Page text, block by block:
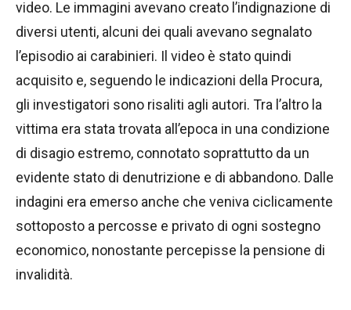
video. Le immagini avevano creato l’indignazione di
diversi utenti, alcuni dei quali avevano segnalato
l’episodio ai carabinieri. Il video è stato quindi
acquisito e, seguendo le indicazioni della Procura,
gli investigatori sono risaliti agli autori. Tra l’altro la
vittima era stata trovata all’epoca in una condizione
di disagio estremo, connotato soprattutto da un
evidente stato di denutrizione e di abbandono. Dalle
indagini era emerso anche che veniva ciclicamente
sottoposto a percosse e privato di ogni sostegno
economico, nonostante percepisse la pensione di
invalidità.